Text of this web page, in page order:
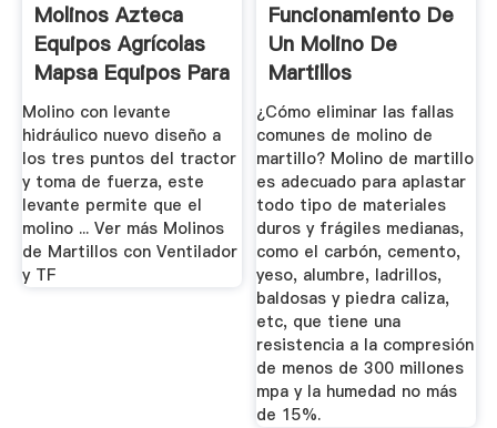
Molinos Azteca
Equipos Agrícolas
Mapsa Equipos Para
...
Molino con levante
hidráulico nuevo diseño a
los tres puntos del tractor
y toma de fuerza, este
levante permite que el
molino ... Ver más Molinos
de Martillos con Ventilador
y TF
Funcionamiento De
Un Molino De
Martillos
¿Cómo eliminar las fallas
comunes de molino de
martillo? Molino de martillo
es adecuado para aplastar
todo tipo de materiales
duros y frágiles medianas,
como el carbón, cemento,
yeso, alumbre, ladrillos,
baldosas y piedra caliza,
etc, que tiene una
resistencia a la compresión
de menos de 300 millones
mpa y la humedad no más
de 15%.